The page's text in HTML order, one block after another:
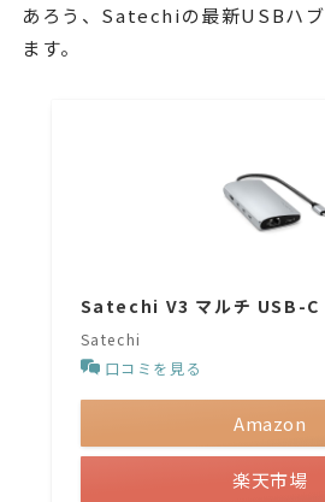
あろう、Satechiの最新USBハ
ます。
Satechi V3 マルチ USB-
Satechi
口コミを見る
Amazon
楽天市場